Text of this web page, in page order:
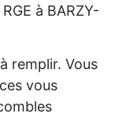
à BARZY-
remplir. Vous
vous